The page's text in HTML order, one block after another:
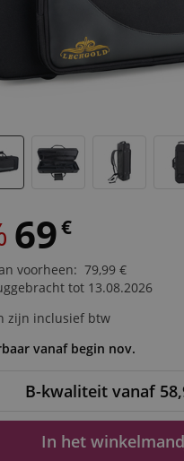
69€
voorheen: 79,99 €
tot 13.08.2026
zijn inclusief btw
vanaf begin nov.
B-kwaliteit vanaf
In het